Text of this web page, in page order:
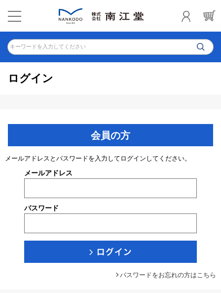
キーワードを入力してください
ログイン
会員の方
メールアドレスとパスワードを入力してログインしてください。
メールアドレス
パスワード
パスワードをお忘れの方はこちら